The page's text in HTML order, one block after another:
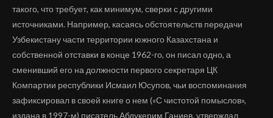
такого, что требует, как минимум, сверки с другими
источниками. Например, касаясь обстоятельств передачи
Узбекистану части территории южного Казахстана и
собственной отставки в конце 1962-го, он писал одно, а
сменивший его на должности первого секретаря ЦК
Компартии республики Исмаил Юсупов, чьи воспоминания
зафиксировал в своей книге о нем («С чистотой помыслов»,
издана в 1997-м) писатель Абдукерим Ганиев, утверждал